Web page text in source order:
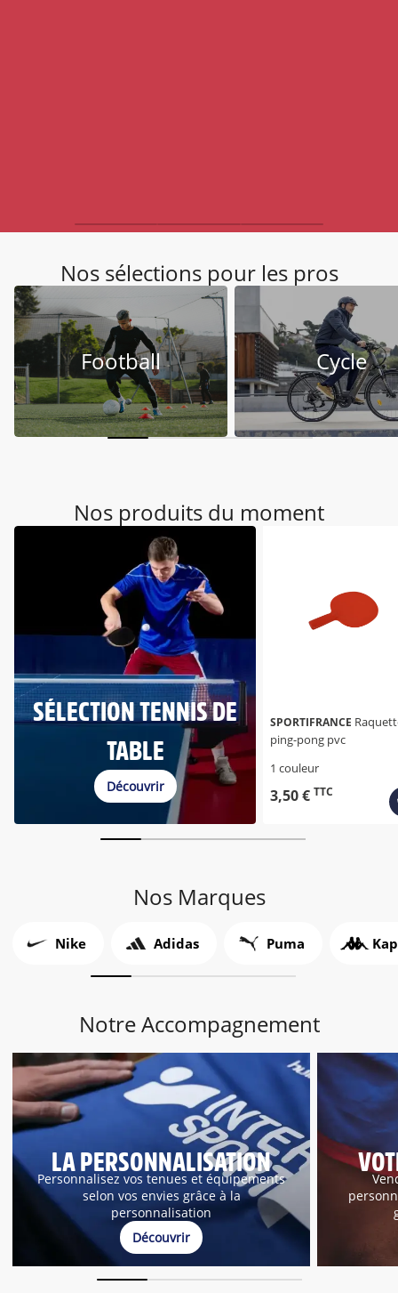
Nos sélections pour les pros
Football Cycle
Nos produits du moment
SÉLECTION TENNIS DE
TABLE
Découvrir
SPORTIFRANCE
ping-pong pvc
1 couleur
3,50 € TTC
Nos Marques
Nike Adidas Puma
Notre Accompagnement
LA PERSONNALISATION
Personnalisez vos tenues et équipements
selon vos envies grâce à la
personnalisation
Découvrir